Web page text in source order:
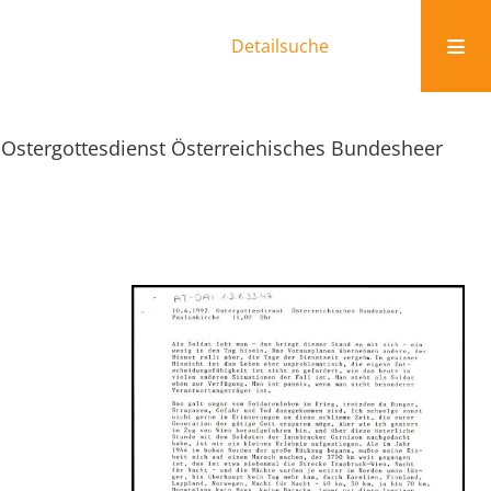
Detailsuche
Ostergottesdienst Österreichisches Bundesheer